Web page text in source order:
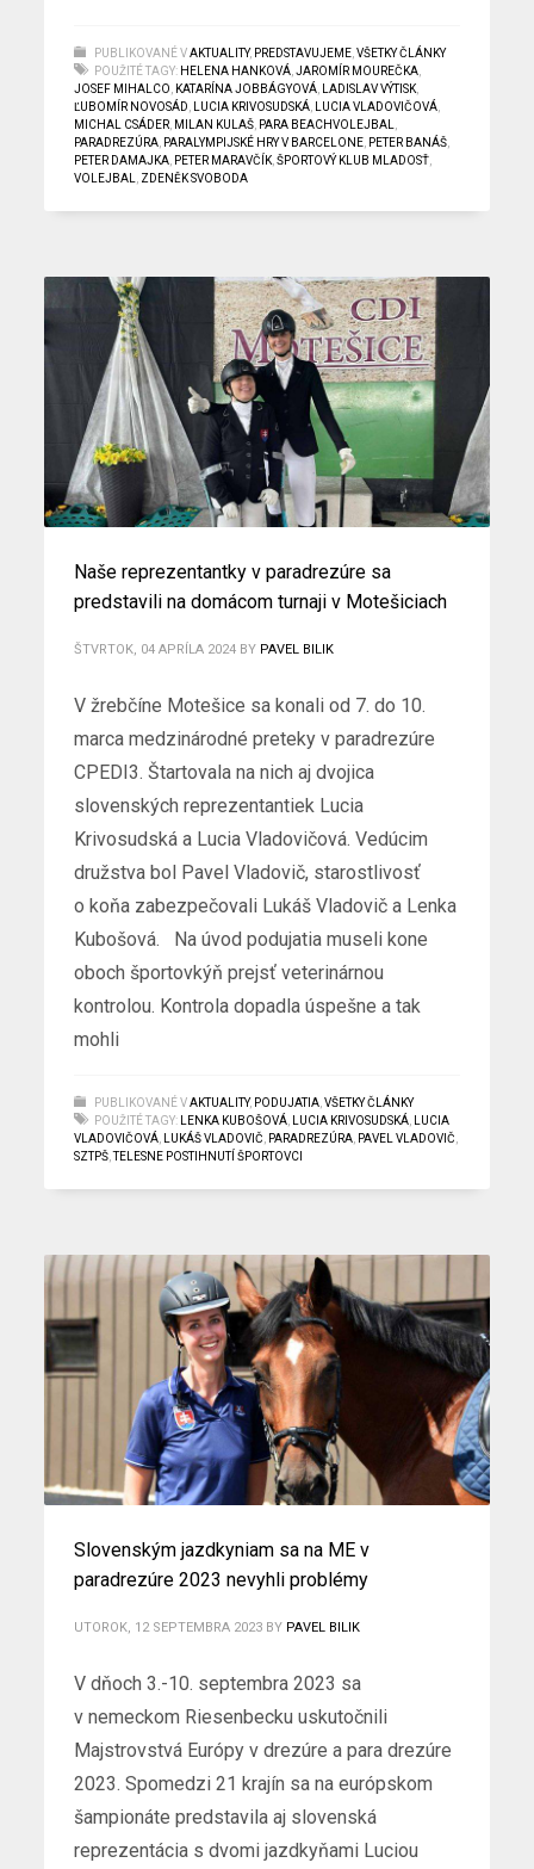
PUBLIKOVANÉ V AKTUALITY, PREDSTAVUJEME ,VŠETKY ČLÁNKY
POUŽITÉ TAGY: HELENA HANKOVÁ ,JAROMÍR MOUREČKA
JOSEF MIHALCO
KATARÍNA JOBBÁGYOVÁ LADISLAV VÝTISK
ĽUBOMÍR NOVOSÁD
LUCIA KRIVOSUDSKÁ LUCIA VLADOVIČOVÁ
MICHAL CSÁDER MILAN KULAŠ PARA BEACHVOLEJBAL
PARADREZÚRA PARALYMPIJSKÉ HRY V BARCELONE PETER BANÁŠ
PETER DAMAJKA PETER MARAVČÍK ,ŠPORTOVÝ KLUB MLADOSŤ
VOLEJBAL
ZDENĚK SVOBODA
Naše reprezentantky v paradrezúre sa
predstavili na domácom turnaji v Motešiciach
ŠTVRTOK, 04 APRÍLA 2024 BY PAVEL BILIK
V žrebčíne Motešice sa konali od 7. do 10.
marca medzinárodné preteky v paradrezúre
CPEDI3. Štartovala na nich aj dvojica
slovenských reprezentantiek Lucia
Krivosudská a Lucia Vladovičová. Vedúcim
družstva bol Pavel Vladovič, starostlivosť
o koňa zabezpečovali Lukáš Vladovič a Lenka
Kubošová. Na úvod podujatia museli kone
oboch športovkýň prejsť veterinárnou
kontrolou. Kontrola dopadla úspešne a tak
mohli
PUBLIKOVANÉ V AKTUALITY, PODUJATIA ,VŠETKY ČLÁNKY
POUŽITÉ TAGY:
LENKA KUBOŠOVÁ LUCIA KRIVOSUDSKÁ
LUCIA
VLADOVIČOVÁ
LUKÁŠ VLADOVIČ PARADREZÚRA PAVEL VLADOVIČ
SZTPŠ ,TELESNE POSTIHNUTÍ ŠPORTOVCI
Slovenským jazdkyniam sa na ME v
paradrezúre 2023 nevyhli problémy
UTOROK, 12 SEPTEMBRA 2023 BY PAVEL BILIK
V dňoch 3.-10. septembra 2023 sa
v nemeckom Riesenbecku uskutočnili
Majstrovstvá Európy v drezúre a para drezúre
2023. Spomedzi 21 krajín sa na európskom
šampionáte predstavila aj slovenská
reprezentácia s dvomi jazdkyňami Luciou